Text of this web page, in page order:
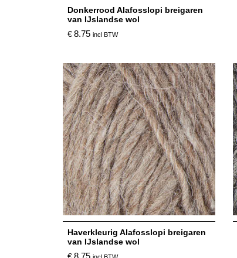
Donkerrood Alafosslopi breigaren
van IJslandse wol
€8.75 incl BTW
Haverkleurig Alafosslopi breigaren
van IJslandse wol
€8.75 incl BTW